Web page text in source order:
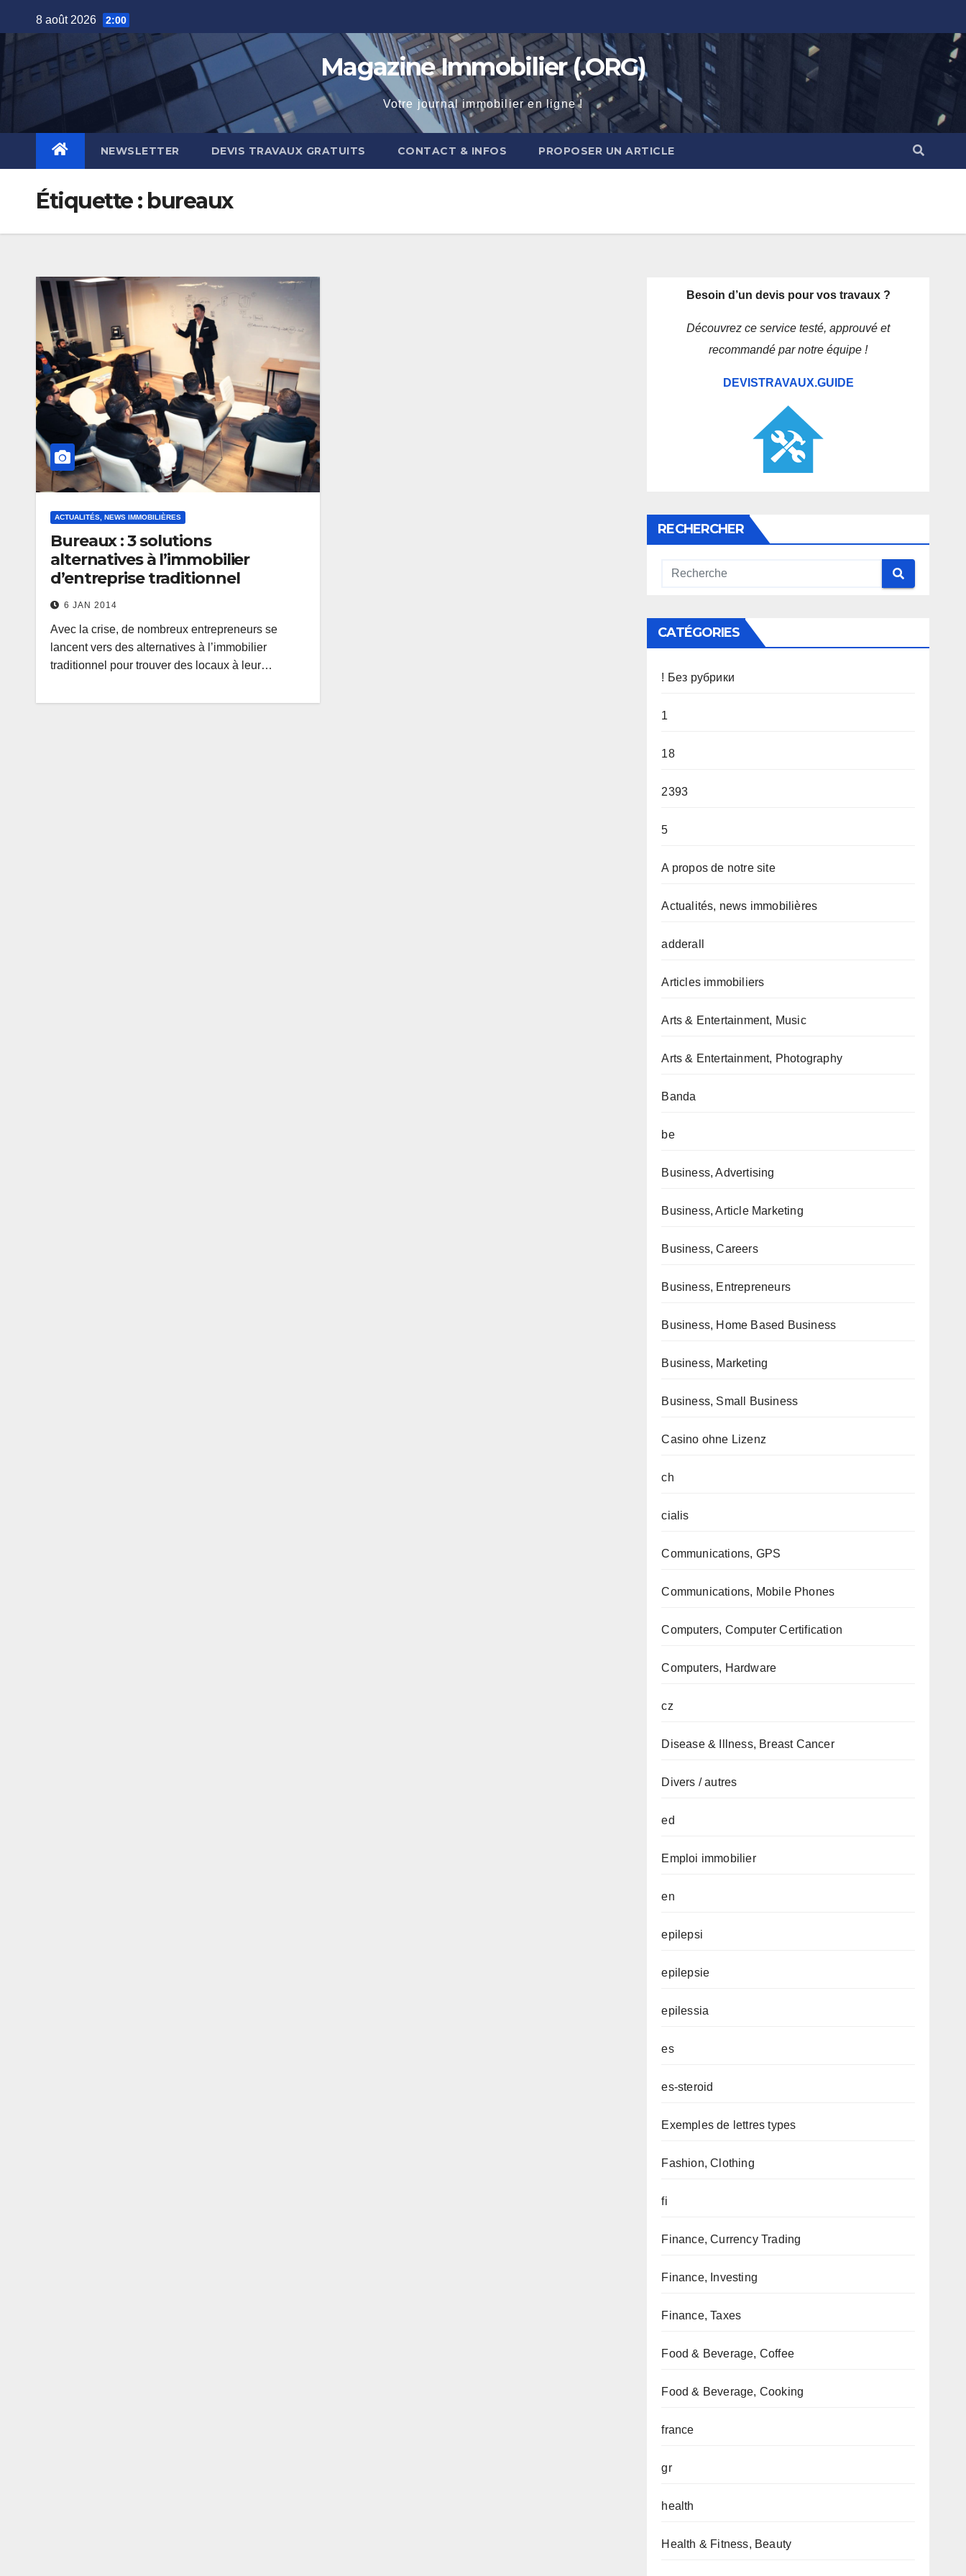
to
8 août 2026 2:00
Magazine Immobilier (.ORG)
Votre journal immobilier en ligne !
NEWSLETTER DEVIS TRAVAUX GRATUITS CONTACT & INFOS PROPOSER UN ARTICLE
Étiquette : bureaux
ACTUALITÉS, NEWS IMMOBILIÈRES
Bureaux : 3 solutions
alternatives à l’immobilier
d’entreprise traditionnel
6 JAN 2014
Avec la crise, de nombreux entrepreneurs se
lancent vers des alternatives à l’immobilier
traditionnel pour trouver des locaux à leur…
Besoin d’un devis pour vos travaux ?
Découvrez ce service testé, approuvé et
recommandé par notre équipe !
DEVISTRAVAUX.GUIDE
RECHERCHER
CATÉGORIES
! Без рубрики
1
18
2393
5
A propos de notre site
Actualités, news immobilières
adderall
Articles immobiliers
Arts & Entertainment, Music
Arts & Entertainment, Photography
Banda
be
Business, Advertising
Business, Article Marketing
Business, Careers
Business, Entrepreneurs
Business, Home Based Business
Business, Marketing
Business, Small Business
Casino ohne Lizenz
ch
cialis
Communications, GPS
Communications, Mobile Phones
Computers, Computer Certification
Computers, Hardware
cz
Disease & Illness, Breast Cancer
Divers / autres
ed
Emploi immobilier
en
epilepsi
epilepsie
epilessia
es
es-steroid
Exemples de lettres types
Fashion, Clothing
fi
Finance, Currency Trading
Finance, Investing
Finance, Taxes
Food & Beverage, Coffee
Food & Beverage, Cooking
france
gr
health
Health & Fitness, Beauty